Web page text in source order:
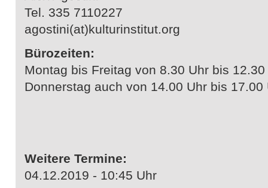
Tel. 335 7110227
agostini(at)kulturinstitut.org
Bürozeiten:
Montag bis Freitag von 8.30 Uhr bis
Donnerstag auch von 14.00 Uhr bis 17.00
Weitere Termine:
04.12.2019 - 10:45 Uhr